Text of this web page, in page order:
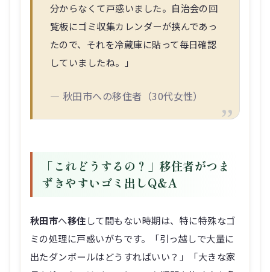
分からなくて戸惑いました。自治会の回
覧板にゴミ収集カレンダーが挟んであっ
たので、それを冷蔵庫に貼って毎日確認
していましたね。」
― 秋田市への移住者（30代女性）
「これどうするの？」移住者がつま
ずきやすいゴミ出しQ&A
秋田市へ移住して間もない時期は、特に特殊なゴ
ミの処理に戸惑いがちです。「引っ越しで大量に
出たダンボールはどうすればいい？」「大きな家